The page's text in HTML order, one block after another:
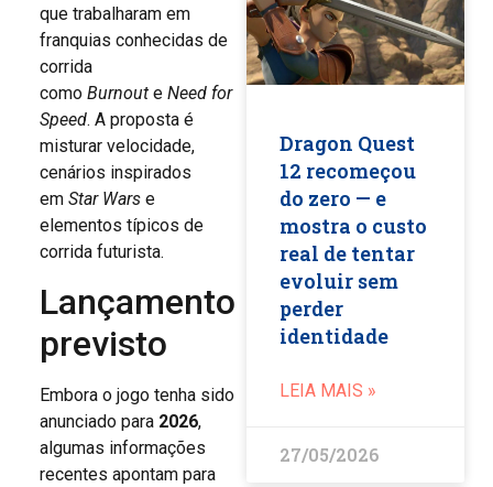
que trabalharam em
franquias conhecidas de
corrida
como Burnout e Need for
Speed. A proposta é
misturar velocidade,
cenários inspirados
em Star Wars e
elementos típicos de
corrida futurista.
Lançamento
previsto
Embora o jogo tenha sido
anunciado para 2026,
algumas informações
recentes apontam para
Dragon Quest
12 recomeçou
do zero — e
mostra o custo
real de tentar
evoluir sem
perder
identidade
LEIA MAIS »
27/05/2026